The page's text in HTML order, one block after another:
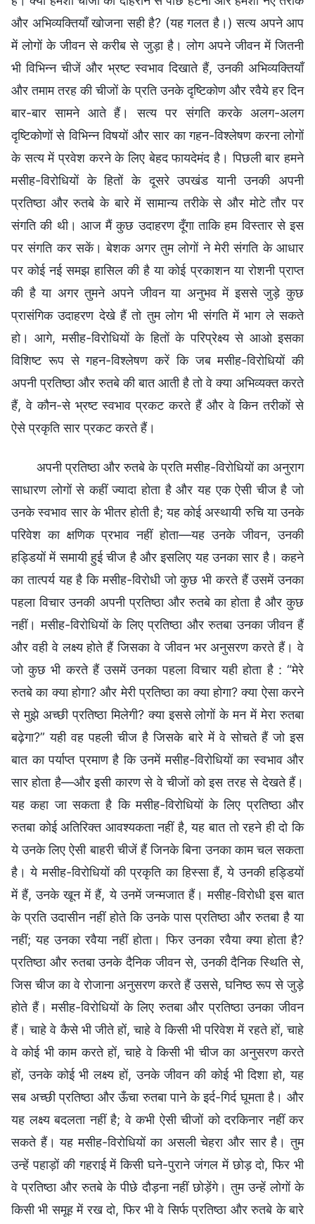
और अभिव्यक्तियाँ खोजना सही है? (यह गलत है।) सत्य अपने आप
में लोगों के जीवन से करीब से जुड़ा है। लोग अपने जीवन में जितनी
भी विभिन्न चीजें और भ्रष्ट स्वभाव दिखाते हैं, उनकी अभिव्यक्तियाँ
और तमाम तरह की चीजों के प्रति उनके दृष्टिकोण और रवैये हर दिन
बार-बार सामने आते हैं। सत्य पर संगति करके अलग-अलग
दृष्टिकोणों से विभिन्न विषयों और सार का गहन-विश्लेषण करना लोगों
के सत्य में प्रवेश करने के लिए बेहद फायदेमंद है। पिछली बार हमने
मसीह-विरोधियों के हितों के दूसरे उपखंड यानी उनकी अपनी
प्रतिष्ठा और रुतबे के बारे में सामान्य तरीके से और मोटे तौर पर
संगति की थी। आज मैं कुछ उदाहरण दूँगा ताकि हम विस्तार से इस
पर संगति कर सकें। बेशक अगर तुम लोगों ने मेरी संगति के आधार
पर कोई नई समझ हासिल की है या कोई प्रकाशन या रोशनी प्राप्त
की है या अगर तुमने अपने जीवन या अनुभव में इससे जुड़े कुछ
प्रासंगिक उदाहरण देखे हैं तो तुम लोग भी संगति में भाग ले सकते
हो। आगे, मसीह-विरोधियों के हितों के परिप्रेक्ष्य से आओ इसका
विशिष्ट रूप से गहन-विश्लेषण करें कि जब मसीह-विरोधियों की
अपनी प्रतिष्ठा और रुतबे की बात आती है तो वे क्या अभिव्यक्त करते
हैं, वे कौन-से भ्रष्ट स्वभाव प्रकट करते हैं और वे किन तरीकों से
ऐसे प्रकृति सार प्रकट करते हैं।
अपनी प्रतिष्ठा और रुतबे के प्रति मसीह-विरोधियों का अनुराग
साधारण लोगों से कहीं ज्यादा होता है और यह एक ऐसी चीज है जो
उनके स्वभाव सार के भीतर होती है; यह कोई अस्थायी रुचि या उनके
परिवेश का क्षणिक प्रभाव नहीं होता—यह उनके जीवन, उनकी
हड्डियों में समायी हुई चीज है और इसलिए यह उनका सार है। कहने
का तात्पर्य यह है कि मसीह-विरोधी जो कुछ भी करते हैं उसमें उनका
पहला विचार उनकी अपनी प्रतिष्ठा और रुतबे का होता है और कुछ
नहीं। मसीह-विरोधियों के लिए प्रतिष्ठा और रुतबा उनका जीवन हैं
और वही वे लक्ष्य होते हैं जिसका वे जीवन भर अनुसरण करते हैं। वे
जो कुछ भी करते हैं उसमें उनका पहला विचार यही होता है : “मेरे
रुतबे का क्या होगा? और मेरी प्रतिष्ठा का क्या होगा? क्या ऐसा करने
से मुझे अच्छी प्रतिष्ठा मिलेगी? क्या इससे लोगों के मन में मेरा रुतबा
बढ़ेगा?” यही वह पहली चीज है जिसके बारे में वे सोचते हैं जो इस
बात का पर्याप्त प्रमाण है कि उनमें मसीह-विरोधियों का स्वभाव और
सार होता है—और इसी कारण से वे चीजों को इस तरह से देखते हैं।
यह कहा जा सकता है कि मसीह-विरोधियों के लिए प्रतिष्ठा और
रुतबा कोई अतिरिक्त आवश्यकता नहीं है, यह बात तो रहने ही दो कि
ये उनके लिए ऐसी बाहरी चीजें हैं जिनके बिना उनका काम चल सकता
है। ये मसीह-विरोधियों की प्रकृति का हिस्सा हैं, ये उनकी हड्डियों
में हैं, उनके खून में हैं, ये उनमें जन्मजात हैं। मसीह-विरोधी इस बात
के प्रति उदासीन नहीं होते कि उनके पास प्रतिष्ठा और रुतबा है या
नहीं; यह उनका रवैया नहीं होता। फिर उनका रवैया क्या होता है?
प्रतिष्ठा और रुतबा उनके दैनिक जीवन से, उनकी दैनिक स्थिति से,
जिस चीज का वे रोजाना अनुसरण करते हैं उससे, घनिष्ठ रूप से जुड़े
होते हैं। मसीह-विरोधियों के लिए रुतबा और प्रतिष्ठा उनका जीवन
हैं। चाहे वे कैसे भी जीते हों, चाहे वे किसी भी परिवेश में रहते हों, चाहे
वे कोई भी काम करते हों, चाहे वे किसी भी चीज का अनुसरण करते
हों, उनके कोई भी लक्ष्य हों, उनके जीवन की कोई भी दिशा हो, यह
सब अच्छी प्रतिष्ठा और ऊँचा रुतबा पाने के इर्द-गिर्द घूमता है। और
यह लक्ष्य बदलता नहीं है; वे कभी ऐसी चीजों को दरकिनार नहीं कर
सकते हैं। यह मसीह-विरोधियों का असली चेहरा और सार है। तुम
उन्हें पहाड़ों की गहराई में किसी घने-पुराने जंगल में छोड़ दो, फिर भी
वे प्रतिष्ठा और रुतबे के पीछे दौड़ना नहीं छोड़ेंगे। तुम उन्हें लोगों के
किसी भी समूह में रख दो, फिर भी वे सिर्फ प्रतिष्ठा और रुतबे के बारे